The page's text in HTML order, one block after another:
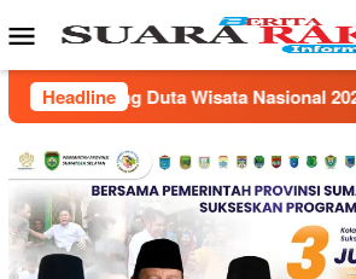
ke
Menu
Mobile
Headline
2026 Sinergi Pusat dan